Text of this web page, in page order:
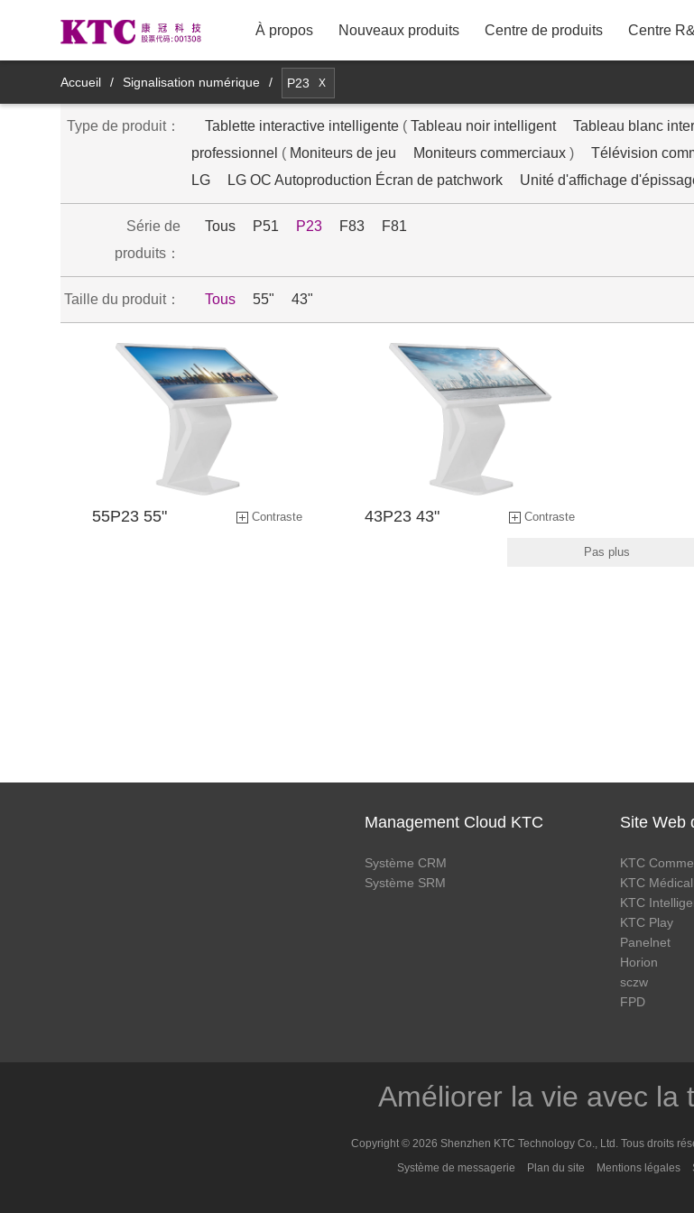
À propos Nouveaux produits Centre de produits Centre
8M11YDT
TV LCD
Affichage à fin commercial
Affichage à fin médical
Produit d'affichage de miroir
intelligent
Produits d'affichage intelligents
mobiles
Produits accessoires intelligents
Produits modulaires pour écran
de contrôle haute luminosité
Application Software
75"
65"
50"
43"
42"
40"
24"
22"
Accueil / Signalisation numérique / P23 X
Type de produit： Tablette interactive intelligente (Tableau noir intelligent Tableau blanc
professionnel ( Moniteurs de jeu Moniteurs commerciaux ) Télévision
LG
LG OC Autoproduction Écran de patchwork Unité d'affichage
Série de
produits：
Tous P51 P23 F83 F81
Taille du produit： Tous 55" 43"
55P23 55" Contraste 43P23 43" Contraste
Pas plus
Management Cloud KTC
Système CRM
Système SRM
Site Web
KTC
KTC Médical
KTC
KTC Play
Panelnet
Horion
sczw
FPD
Améliorer la vie avec la
Copyright © 2026 Shenzhen KTC Technology Co., Ltd. Tous droits
Système de messagerie
Plan du site Mentions légales